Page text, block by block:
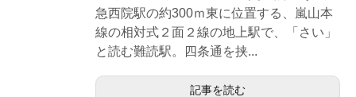
急西院駅の約300ｍ東に位置する、嵐山本
線の相対式２面２線の地上駅で、「さい」
と読む難読駅。四条通を挟...
記事を読む